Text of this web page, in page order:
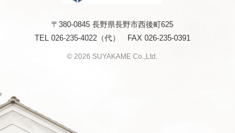
〒380-0845 長野県長野市西後町625
TEL 026-235-4022（代） FAX 026-235-0391
© 2026 SUYAKAME Co.,Ltd.